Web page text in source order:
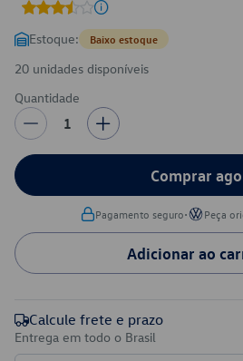
Estoque: Baixo estoque
20 unidades disponíveis
Quantidade
1
Comprar
Pagamento seguro• Peça
Adicionar ao
Calcule frete e prazo
Entrega em todo o Brasil